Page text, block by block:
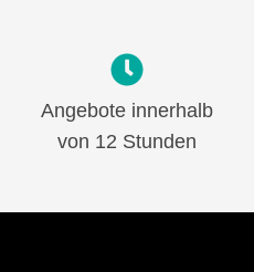
Angebote innerhalb
von 12 Stunden